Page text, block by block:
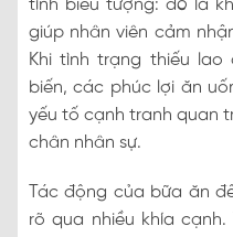
tính biểu tượng: đó là
giúp nhân viên cảm
Khi tình trạng thiếu
biến, các phúc lợi ăn
yếu tố cạnh tranh quan
chân nhân sự.
Tác động của bữa ăn
rõ qua nhiều khía